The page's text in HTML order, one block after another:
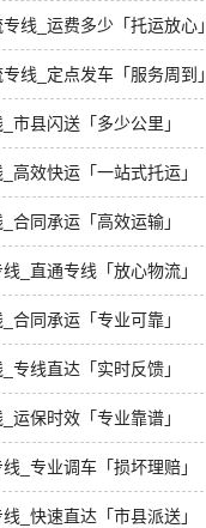
线_运费多少「托运放心」
线_定点发车「服务周到」
市县闪送「多少公里」
高效快运「一站式托运」
合同承运「高效运输」
_直通专线「放心物流」
合同承运「专业可靠」
专线直达「实时反馈」
运保时效「专业靠谱」
_专业调车「损坏理赔」
_快速直达「市县派送」